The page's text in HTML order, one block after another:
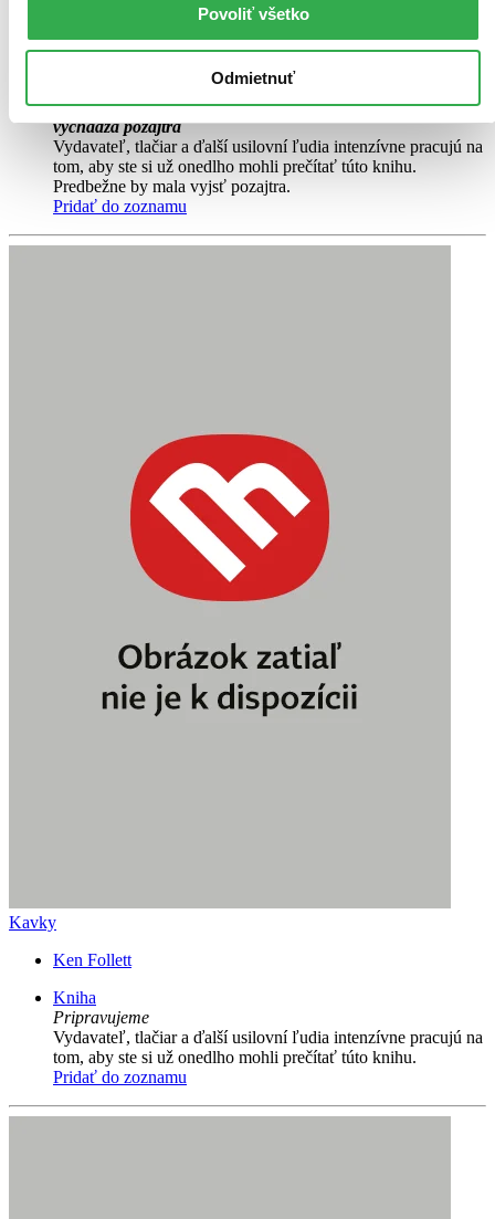
Povoliť všetko
Odmietnuť
románu Příběhy Arthura Gordona Pyma...
Knihakrabička
Pripravujeme,
vychádza pozajtra
Vydavateľ, tlačiar a ďalší usilovní ľudia intenzívne pracujú na
tom, aby ste si už onedlho mohli prečítať túto knihu.
Predbežne by mala vyjsť pozajtra.
Pridať do zoznamu
Kavky
Ken Follett
Kniha
Pripravujeme
Vydavateľ, tlačiar a ďalší usilovní ľudia intenzívne pracujú na
tom, aby ste si už onedlho mohli prečítať túto knihu.
Pridať do zoznamu